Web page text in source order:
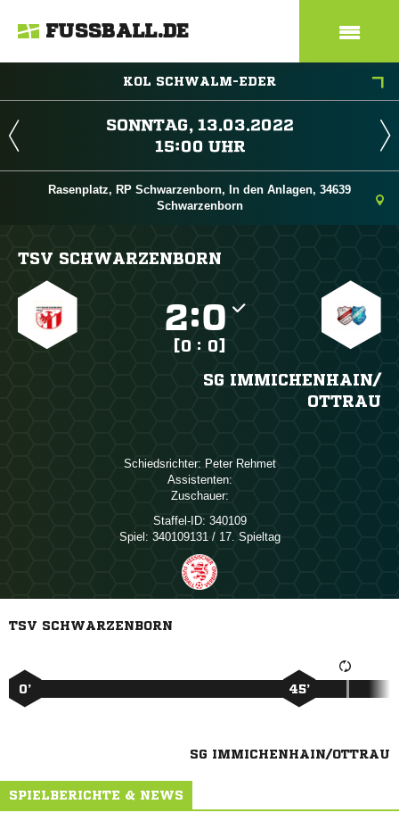
FUSSBALL.DE
KOL SCHWALM-EDER
 
 
Rasenplatz, RP Schwarzenborn, In den Anlagen, 34639
Schwarzenborn
TSV SCHWARZENBORN
:
[0 : 0]
SG IMMICHENHAIN/​
OTTRAU
Schiedsrichter:  
Assistenten:
Zuschauer:
Staffel-ID: 340109
Spiel: 340109131 / 17. Spieltag
TSV SCHWARZENBORN
0’ 45’
SG IMMICHENHAIN/OTTRAU
SPIELBERICHTE & NEWS